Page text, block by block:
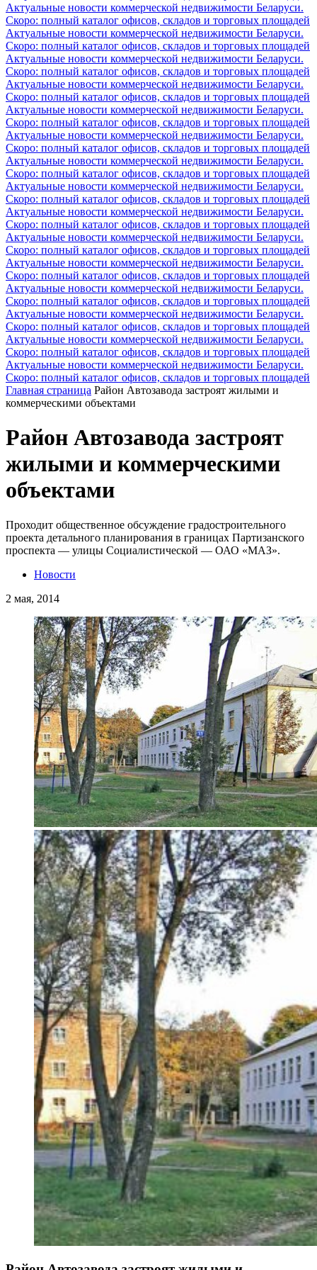
Актуальные новости коммерческой недвижимости Беларуси.
Скоро: полный каталог офисов, складов и торговых площадей
Актуальные новости коммерческой недвижимости Беларуси.
Скоро: полный каталог офисов, складов и торговых площадей
Актуальные новости коммерческой недвижимости Беларуси.
Скоро: полный каталог офисов, складов и торговых площадей
Актуальные новости коммерческой недвижимости Беларуси.
Скоро: полный каталог офисов, складов и торговых площадей
Актуальные новости коммерческой недвижимости Беларуси.
Скоро: полный каталог офисов, складов и торговых площадей
Актуальные новости коммерческой недвижимости Беларуси.
Скоро: полный каталог офисов, складов и торговых площадей
Актуальные новости коммерческой недвижимости Беларуси.
Скоро: полный каталог офисов, складов и торговых площадей
Актуальные новости коммерческой недвижимости Беларуси.
Скоро: полный каталог офисов, складов и торговых площадей
Актуальные новости коммерческой недвижимости Беларуси.
Скоро: полный каталог офисов, складов и торговых площадей
Актуальные новости коммерческой недвижимости Беларуси.
Скоро: полный каталог офисов, складов и торговых площадей
Актуальные новости коммерческой недвижимости Беларуси.
Скоро: полный каталог офисов, складов и торговых площадей
Актуальные новости коммерческой недвижимости Беларуси.
Скоро: полный каталог офисов, складов и торговых площадей
Актуальные новости коммерческой недвижимости Беларуси.
Скоро: полный каталог офисов, складов и торговых площадей
Актуальные новости коммерческой недвижимости Беларуси.
Скоро: полный каталог офисов, складов и торговых площадей
Актуальные новости коммерческой недвижимости Беларуси.
Скоро: полный каталог офисов, складов и торговых площадей
Главная страница Район Автозавода застроят жилыми и
коммерческими объектами
Район Автозавода застроят
жилыми и коммерческими
объектами
Проходит общественное обсуждение градостроительного
проекта детального планирования в границах Партизанского
проспекта — улицы Социалистической — ОАО «МАЗ».
Новости
2 мая, 2014